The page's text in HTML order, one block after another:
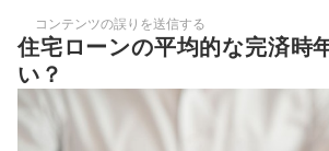
コンテンツの誤りを送信する
住宅ローンの平均的な完済時
い？